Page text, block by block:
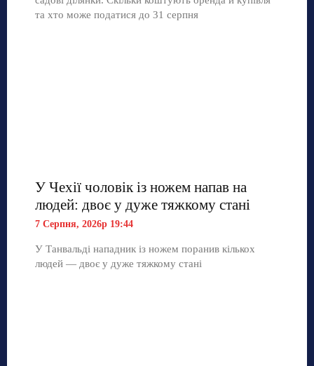
та хто може податися до 31 серпня
У Чехії чоловік із ножем напав на
людей: двоє у дуже тяжкому стані
7 Серпня, 2026р 19:44
У Танвальді нападник із ножем поранив кількох
людей — двоє у дуже тяжкому стані